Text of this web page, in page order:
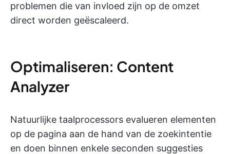
problemen die van invloed zijn op de omzet
direct worden geëscaleerd.
Optimaliseren: Content
Analyzer
Natuurlijke taalprocessors evalueren elementen
op de pagina aan de hand van de zoekintentie
en doen binnen enkele seconden suggesties